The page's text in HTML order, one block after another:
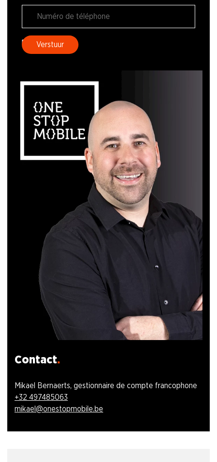
Contact
Mikael Bernaerts, gestionnaire de compte francophone
+32 497485063
mikael@onestopmobile.be